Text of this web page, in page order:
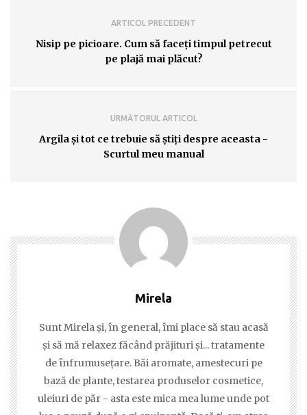
ARTICOL PRECEDENT
Nisip pe picioare. Cum să faceţi timpul petrecut
pe plajă mai plăcut?
URMĂTORUL ARTICOL
Argila şi tot ce trebuie să ştiţi despre aceasta -
Scurtul meu manual
Mirela
Sunt Mirela şi, în general, îmi place să stau acasă
şi să mă relaxez făcând prăjituri şi... tratamente
de înfrumuseţare. Băi aromate, amestecuri pe
bază de plante, testarea produselor cosmetice,
uleiuri de păr - asta este mica mea lume unde pot